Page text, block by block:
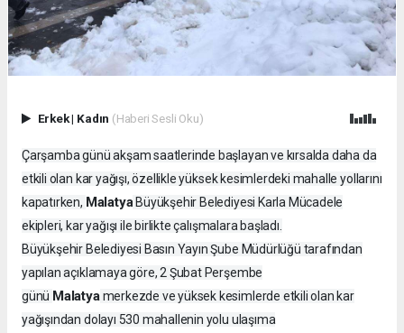
Erkek| Kadın (Haberi Sesli Oku)
Çarşamba günü akşam saatlerinde başlayan ve kırsalda daha da
etkili olan kar yağışı, özellikle yüksek kesimlerdeki mahalle yollarını
kapatırken, Malatya Büyükşehir Belediyesi Karla Mücadele
ekipleri, kar yağışı ile birlikte çalışmalara başladı.
Büyükşehir Belediyesi Basın Yayın Şube Müdürlüğü tarafından
yapılan açıklamaya göre, 2 Şubat Perşembe
günü Malatyamerkezde ve yüksek kesimlerde etkili olan kar
yağışından dolayı 530 mahallenin yolu ulaşıma